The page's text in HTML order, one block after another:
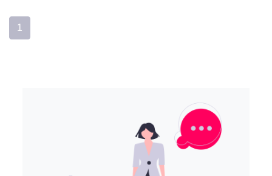
1